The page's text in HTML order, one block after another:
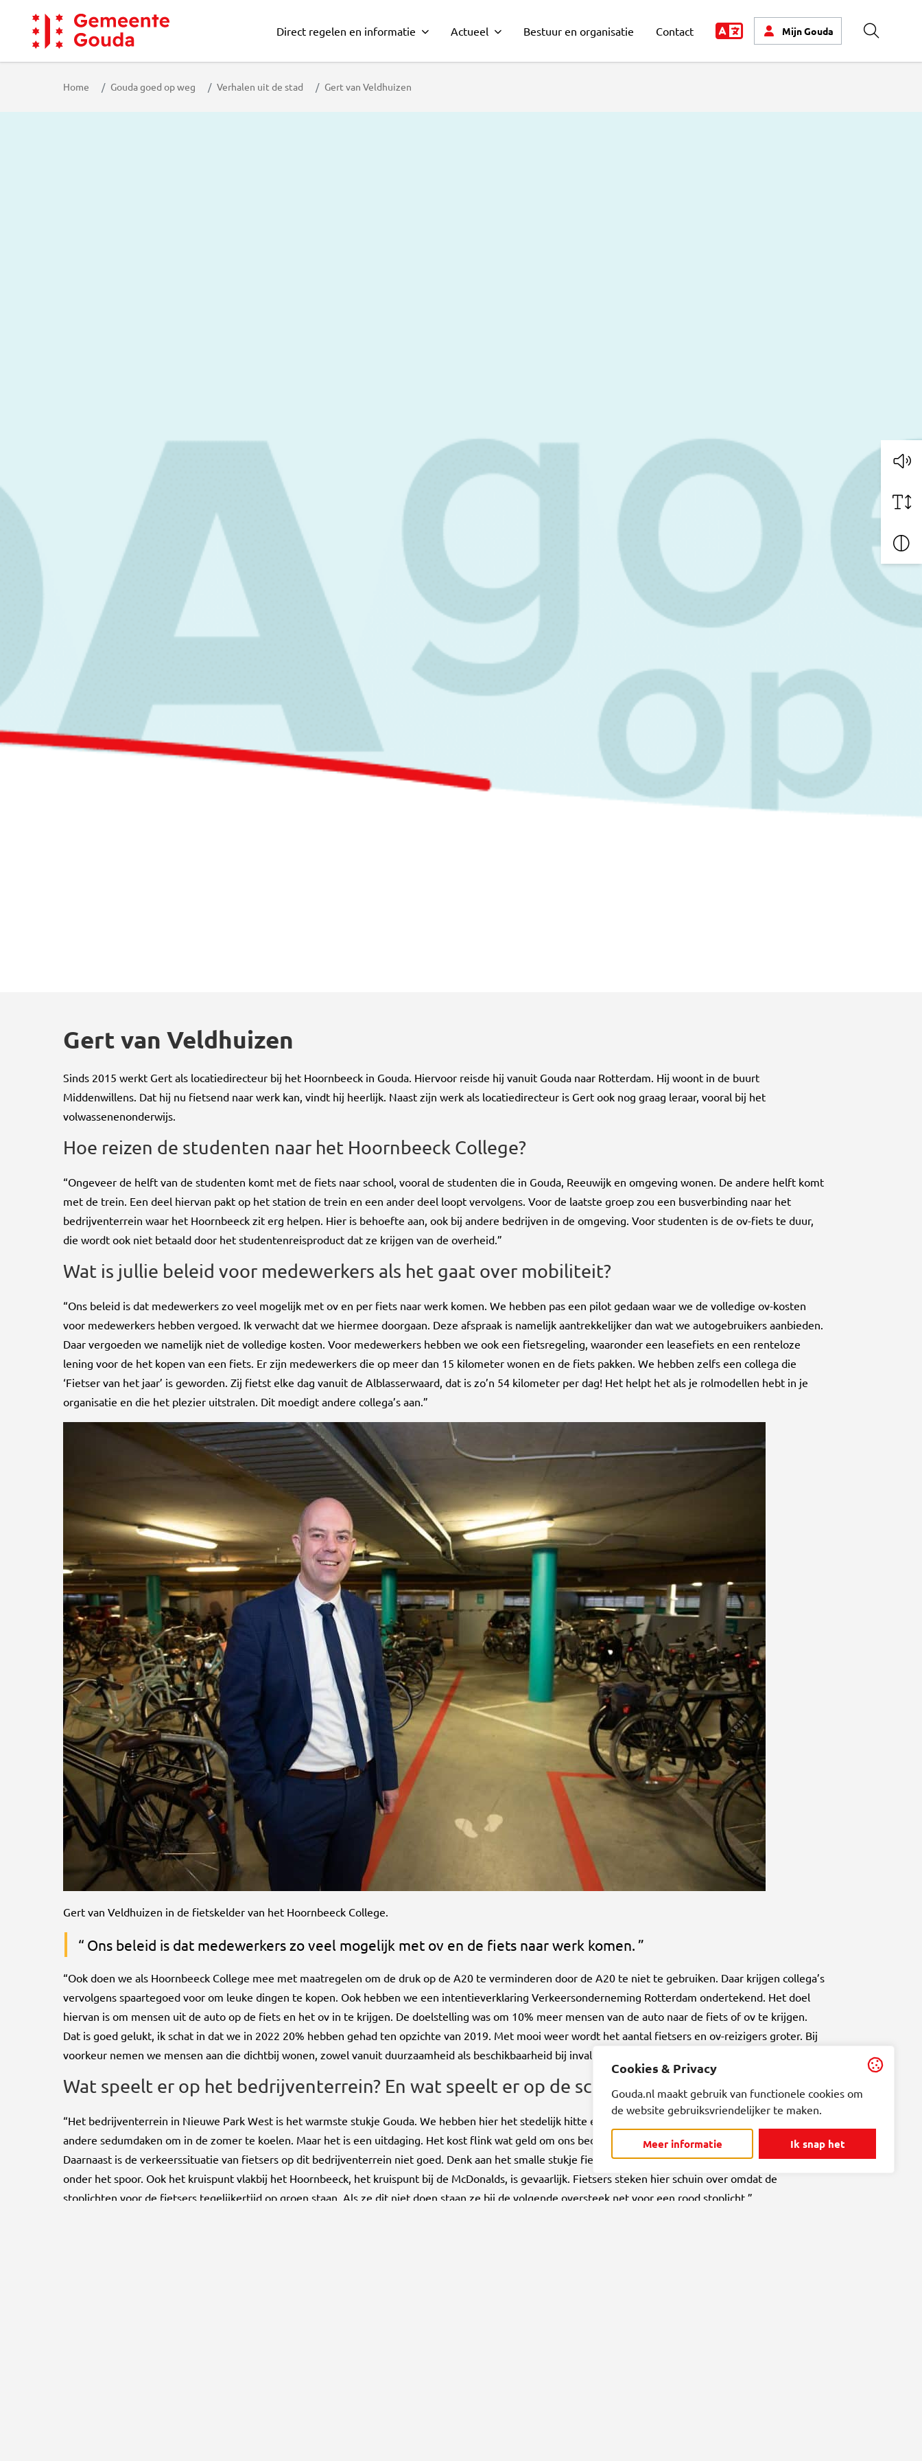
Cookies & Privacy
Gouda.nl maakt gebruik van functionele cookies om
de website gebruiksvriendelijker te maken.
Meer informatie Ik snap het
Gemeente Gouda
Direct regelen en informatie Actueel Bestuur en organisatie Contact MijnGouda Zoeken
Home Gouda goed op weg Verhalen uit de stad Gert van Veldhuizen
Gert van Veldhuizen
Sinds 2015 werkt Gert als locatiedirecteur bij het Hoornbeeck in Gouda. Hiervoor reisde hij vanuit Gouda naar Rotterdam. Hij woont in de buurt
Middenwillens. Dat hij nu fietsend naar werk kan, vindt hij heerlijk. Naast zijn werk als locatiedirecteur is Gert ook nog graag leraar, vooral bij het
volwassenenonderwijs.
Hoe reizen de studenten naar het Hoornbeeck College?
“Ongeveer de helft van de studenten komt met de fiets naar school, vooral de studenten die in Gouda, Reeuwijk en omgeving wonen. De andere helft komt
met de trein. Een deel hiervan pakt op het station de trein en een ander deel loopt vervolgens. Voor de laatste groep zou een busverbinding naar het
bedrijventerrein waar het Hoornbeeck zit erg helpen. Hier is behoefte aan, ook bij andere bedrijven in de omgeving. Voor studenten is de ov-fiets te duur,
die wordt ook niet betaald door het studentenreisproduct dat ze krijgen van de overheid.”
Wat is jullie beleid voor medewerkers als het gaat over mobiliteit?
“Ons beleid is dat medewerkers zo veel mogelijk met ov en per fiets naar werk komen. We hebben pas een pilot gedaan waar we de volledige ov-kosten
voor medewerkers hebben vergoed. Ik verwacht dat we hiermee doorgaan. Deze afspraak is namelijk aantrekkelijker dan wat we autogebruikers aanbieden.
Daar vergoeden we namelijk niet de volledige kosten. Voor medewerkers hebben we ook een fietsregeling, waaronder een leasefiets en een renteloze
lening voor de het kopen van een fiets. Er zijn medewerkers die op meer dan 15 kilometer wonen en de fiets pakken. We hebben zelfs een collega die
‘Fietser van het jaar’ is geworden. Zij fietst elke dag vanuit de Alblasserwaard, dat is zo’n 54 kilometer per dag! Het helpt het als je rolmodellen hebt in je
organisatie en die het plezier uitstralen. Dit moedigt andere collega’s aan.”
Gert van Veldhuizen in de fietskelder van het Hoornbeeck College.
Ons beleid is dat medewerkers zo veel mogelijk met ov en de fiets naar werk komen.
“Ook doen we als Hoornbeeck College mee met maatregelen om de druk op de A20 te verminderen door de A20 te niet te gebruiken. Daar krijgen collega’s
vervolgens spaartegoed voor om leuke dingen te kopen. Ook hebben we een intentieverklaring Verkeersonderneming Rotterdam ondertekend. Het doel
hiervan is om mensen uit de auto op de fiets en het ov in te krijgen. De doelstelling was om 10% meer mensen van de auto naar de fiets of ov te krijgen.
Dat is goed gelukt, ik schat in dat we in 2022 20% hebben gehad ten opzichte van 2019. Met mooi weer wordt het aantal fietsers en ov-reizigers groter. Bij
voorkeur nemen we mensen aan die dichtbij wonen, zowel vanuit duurzaamheid als beschikbaarheid bij invallen.”
Wat speelt er op het bedrijventerrein? En wat speelt er op de school?
“Het bedrijventerrein in Nieuwe Park West is het warmste stukje Gouda. We hebben hier het stedelijk hitte effect. We gaan nog groen aanleggen, onder
andere sedumdaken om in de zomer te koelen. Maar het is een uitdaging. Het kost flink wat geld om ons bedrijventerrein een stukje groener te maken.
Daarnaast is de verkeerssituatie van fietsers op dit bedrijventerrein niet goed. Denk aan het smalle stukje fietspad op de Winterdijk of de smalle doorgang
onder het spoor. Ook het kruispunt vlakbij het Hoornbeeck, het kruispunt bij de McDonalds, is gevaarlijk. Fietsers steken hier schuin over omdat de
stoplichten voor de fietsers tegelijkertijd op groen staan. Als ze dit niet doen staan ze bij de volgende oversteek net voor een rood stoplicht.”